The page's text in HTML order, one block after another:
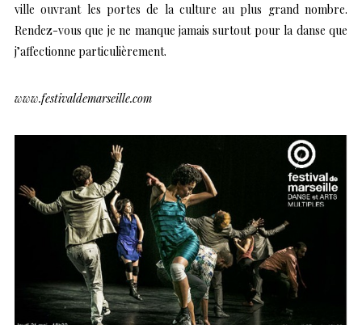
ville ouvrant les portes de la culture au plus grand nombre.
Rendez-vous que je ne manque jamais surtout pour la danse que
j’affectionne particulièrement.
www.festivaldemarseille.com